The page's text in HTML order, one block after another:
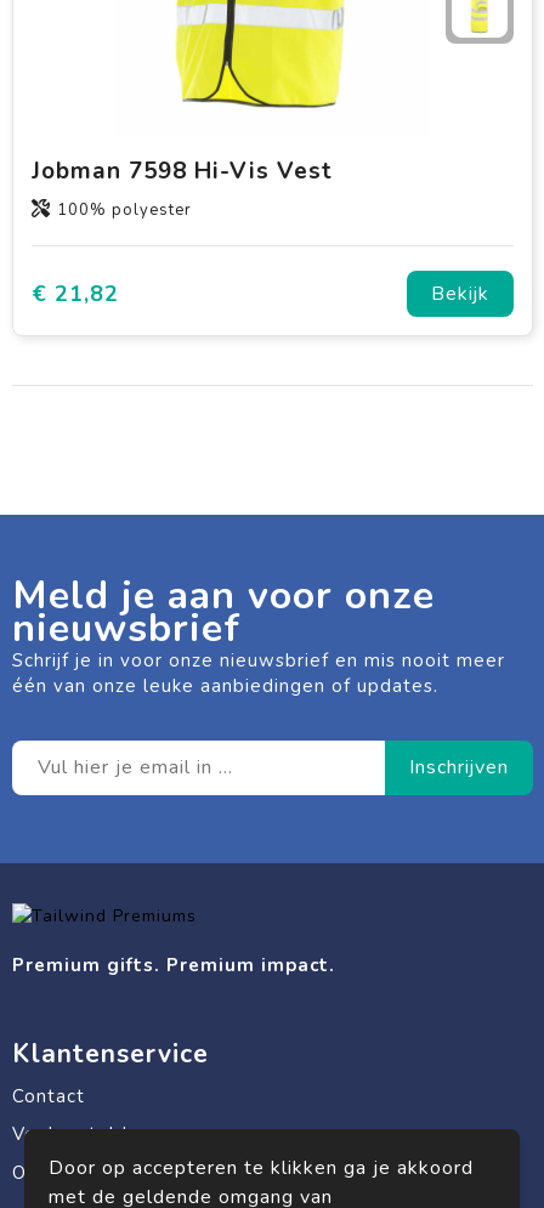
Jobman 7598 Hi-Vis Vest
100% polyester
€ 21,82 Bekijk
Meld je aan voor onze
nieuwsbrief
Schrijf je in voor onze nieuwsbrief en mis nooit meer
één van onze leuke aanbiedingen of updates.
Premium gifts. Premium impact.
Klantenservice
Contact
Veelgestelde vragen
Over ons
Door op accepteren te klikken ga je akkoord
met de geldende omgang van